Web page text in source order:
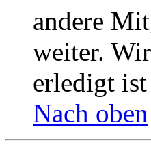
andere
weiter.
erledigt
Nach oben